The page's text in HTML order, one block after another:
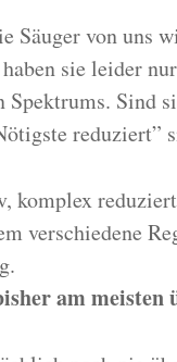
Säuger von uns
sie leider
Spektrums. Sind
reduziert”
komplex
verschiedene
am meisten